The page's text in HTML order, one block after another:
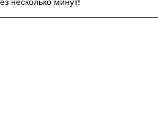
несколько минут!